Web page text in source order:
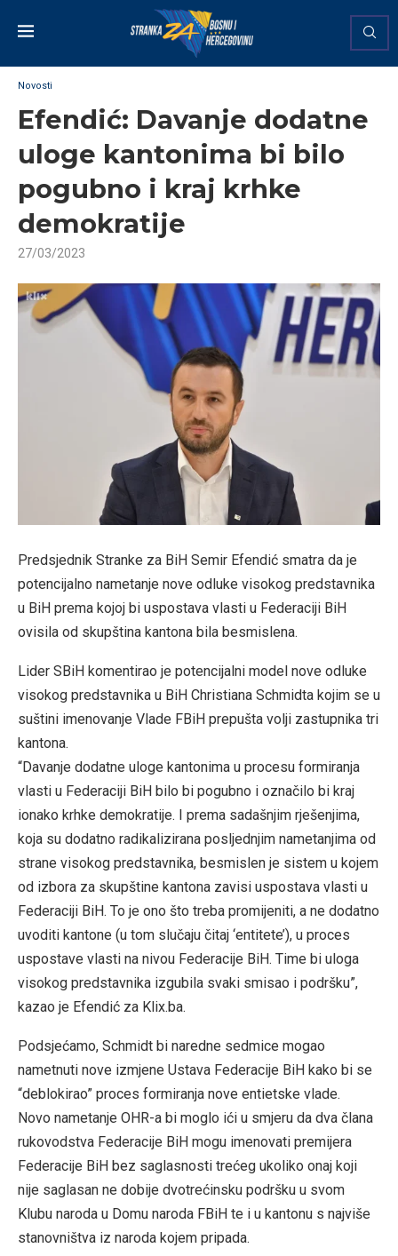
Novosti
Efendić: Davanje dodatne
uloge kantonima bi bilo
pogubno i kraj krhke
demokratije
27/03/2023
Predsjednik Stranke za BiH Semir Efendić smatra da je
potencijalno nametanje nove odluke visokog predstavnika
u BiH prema kojoj bi uspostava vlasti u Federaciji BiH
ovisila od skupština kantona bila besmislena.
Lider SBiH komentirao je potencijalni model nove odluke
visokog predstavnika u BiH Christiana Schmidta kojim se u
suštini imenovanje Vlade FBiH prepušta volji zastupnika tri
kantona.
“Davanje dodatne uloge kantonima u procesu formiranja
vlasti u Federaciji BiH bilo bi pogubno i označilo bi kraj
ionako krhke demokratije. I prema sadašnjim rješenjima,
koja su dodatno radikalizirana posljednjim nametanjima od
strane visokog predstavnika, besmislen je sistem u kojem
od izbora za skupštine kantona zavisi uspostava vlasti u
Federaciji BiH. To je ono što treba promijeniti, a ne dodatno
uvoditi kantone (u tom slučaju čitaj ‘entitete’), u proces
uspostave vlasti na nivou Federacije BiH. Time bi uloga
visokog predstavnika izgubila svaki smisao i podršku”,
kazao je Efendić za Klix.ba.
Podsjećamo, Schmidt bi naredne sedmice mogao
nametnuti nove izmjene Ustava Federacije BiH kako bi se
“deblokirao” proces formiranja nove entietske vlade.
Novo nametanje OHR-a bi moglo ići u smjeru da dva člana
rukovodstva Federacije BiH mogu imenovati premijera
Federacije BiH bez saglasnosti trećeg ukoliko onaj koji
nije saglasan ne dobije dvotrećinsku podršku u svom
Klubu naroda u Domu naroda FBiH te i u kantonu s najviše
stanovništva iz naroda kojem pripada.